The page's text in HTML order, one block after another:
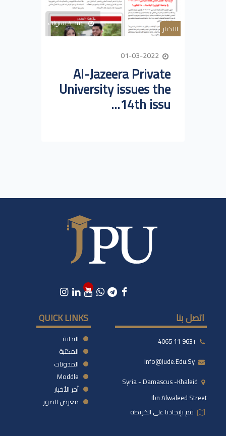
الاخبار منذ 4 سنوات
Al-Jazeera Private
University issues the
14th issu...
اتصل بنا
+963 11 4065
Syria - Damascus -khaleid
Ibn Alwaleed Street
قم بإيجادنا على الخريطة
QUICK LINKS
البداية
المكتبة
المدونات
Moddle
آخر الأخبار
معرض الصور